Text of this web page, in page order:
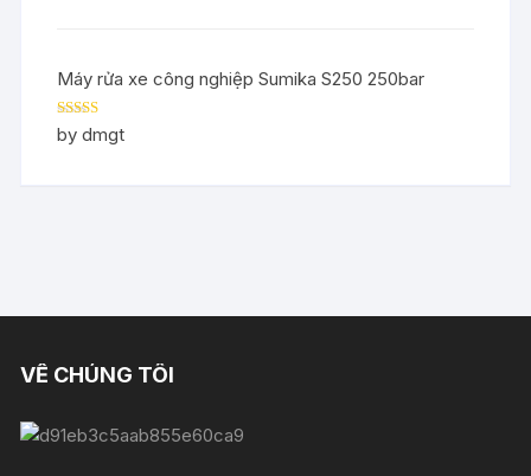
Máy rửa xe công nghiệp Sumika S250 250bar
Rated5out
of 5
by dmgt
VỀ CHÚNG TÔI